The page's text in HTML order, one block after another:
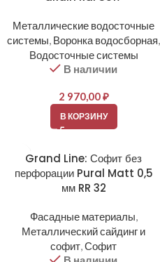
Металлические водосточные
системы, Воронка водосборная,
Водосточные системы
В наличии
2 970,00₽
В КОРЗИНУ
Grand Line: Софит без
перфорации Pural Matt 0,5
мм RR 32
Фасадные материалы,
Металлический сайдинг и
софит,Софит